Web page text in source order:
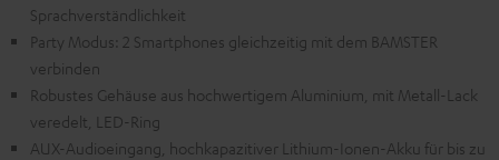
Sprachverständlichkeit
Party Modus: 2 Smartphones gleichzeitig mit dem BAMSTER
verbinden
Robustes Gehäuse aus hochwertigem Aluminium, mit Metall-Lack
veredelt, LED-Ring
AUX-Audioeingang, hochkapazitiver Lithium-Ionen-Akku für bis zu